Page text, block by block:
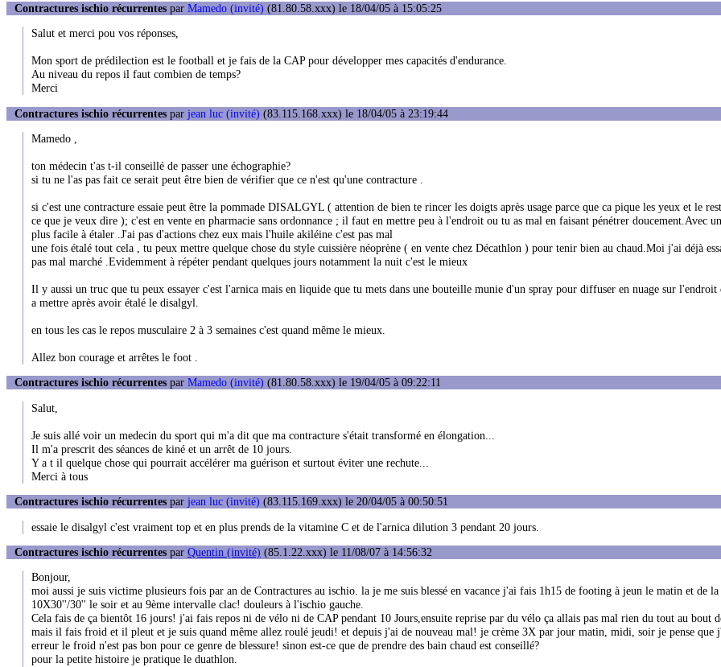
Contractures ischio récurrentes par Mamedo (invité) (81.80.58.xxx) le 18/04/05 à 15:05:25
Salut et merci pou vos réponses,
Mon sport de prédilection est le football et je fais de la CAP pour développer mes capacités d'endurance.
Au niveau du repos il faut combien de temps?
Merci
Contractures ischio récurrentes par jean luc (invité) (83.115.168.xxx) le 18/04/05 à 23:19:44
Mamedo ,
ton médecin t'as t-il conseillé de passer une échographie?
si tu ne l'as pas fait ce serait peut être bien de vérifier que ce n'est qu'une contracture .
si c'est une contracture essaie peut être la pommade DISALGYL ( attention de bien te rincer les doigts après usage parce que ca pique les yeux et le
ce que je veux dire ); c'est en vente en pharmacie sans ordonnance ; il faut en mettre peu à l'endroit ou tu as mal en faisant pénétrer doucement.Avec
plus facile à étaler .J'ai pas d'actions chez eux mais l'huile akiléine c'est pas mal
une fois étalé tout cela , tu peux mettre quelque chose du style cuissière néoprène ( en vente chez Décathlon ) pour tenir bien au chaud.Moi j'ai déjà
pas mal marché .Evidemment à répéter pendant quelques jours notamment la nuit c'est le mieux
Il y aussi un truc que tu peux essayer c'est l'arnica mais en liquide que tu mets dans une bouteille munie d'un spray pour diffuser en nuage sur l'endroit
a mettre après avoir étalé le disalgyl.
en tous les cas le repos musculaire 2 à 3 semaines c'est quand même le mieux.
Allez bon courage et arrêtes le foot .
Contractures ischio récurrentes par Mamedo (invité) (81.80.58.xxx) le 19/04/05 à 09:22:11
Salut,
Je suis allé voir un medecin du sport qui m'a dit que ma contracture s'était transformé en élongation...
Il m'a prescrit des séances de kiné et un arrêt de 10 jours.
Y a t il quelque chose qui pourrait accélérer ma guérison et surtout éviter une rechute...
Merci à tous
Contractures ischio récurrentes par jean luc (invité) (83.115.169.xxx) le 20/04/05 à 00:50:51
essaie le disalgyl c'est vraiment top et en plus prends de la vitamine C et de l'arnica dilution 3 pendant 20 jours.
Contractures ischio récurrentes par Quentin (invité) (85.1.22.xxx) le 11/08/07 à 14:56:32
Bonjour,
moi aussi je suis victime plusieurs fois par an de Contractures au ischio. la je me suis blessé en vacance j'ai fais 1h15 de footing à jeun le matin et de
10X30''/30'' le soir et au 9ème intervalle clac! douleurs à l'ischio gauche.
Cela fais de ça bientôt 16 jours! j'ai fais repos ni de vélo ni de CAP pendant 10 Jours,ensuite reprise par du vélo ça allais pas mal rien du tout au bout
mais il fais froid et il pleut et je suis quand même allez roulé jeudi! et depuis j'ai de nouveau mal! je crème 3X par jour matin, midi, soir je pense que
erreur le froid n'est pas bon pour ce genre de blessure! sinon est-ce que de prendre des bain chaud est conseillé?
pour la petite histoire je pratique le duathlon.